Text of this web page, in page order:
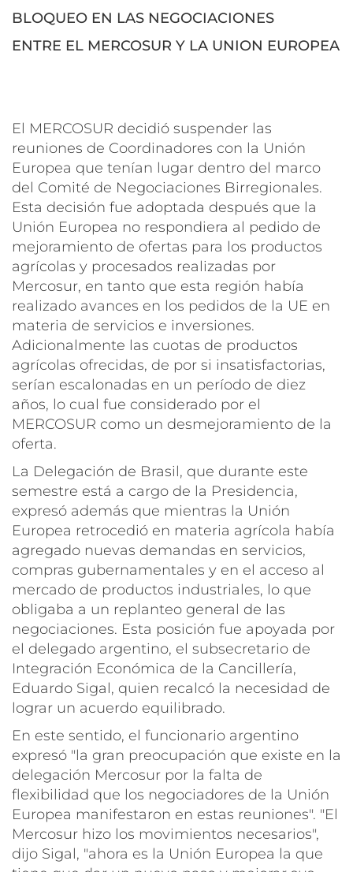
BLOQUEO EN LAS NEGOCIACIONES
ENTRE EL MERCOSUR Y LA UNION EUROPEA
El MERCOSUR decidió suspender las
reuniones de Coordinadores con la Unión
Europea que tenían lugar dentro del marco
del Comité de Negociaciones Birregionales.
Esta decisión fue adoptada después que la
Unión Europea no respondiera al pedido de
mejoramiento de ofertas para los productos
agrícolas y procesados realizadas por
Mercosur, en tanto que esta región había
realizado avances en los pedidos de la UE en
materia de servicios e inversiones.
Adicionalmente las cuotas de productos
agrícolas ofrecidas, de por si insatisfactorias,
serían escalonadas en un período de diez
años, lo cual fue considerado por el
MERCOSUR como un desmejoramiento de la
oferta.
La Delegación de Brasil, que durante este
semestre está a cargo de la Presidencia,
expresó además que mientras la Unión
Europea retrocedió en materia agrícola había
agregado nuevas demandas en servicios,
compras gubernamentales y en el acceso al
mercado de productos industriales, lo que
obligaba a un replanteo general de las
negociaciones. Esta posición fue apoyada por
el delegado argentino, el subsecretario de
Integración Económica de la Cancillería,
Eduardo Sigal, quien recalcó la necesidad de
lograr un acuerdo equilibrado.
En este sentido, el funcionario argentino
expresó "la gran preocupación que existe en la
delegación Mercosur por la falta de
flexibilidad que los negociadores de la Unión
Europea manifestaron en estas reuniones". "El
Mercosur hizo los movimientos necesarios",
dijo Sigal, "ahora es la Unión Europea la que